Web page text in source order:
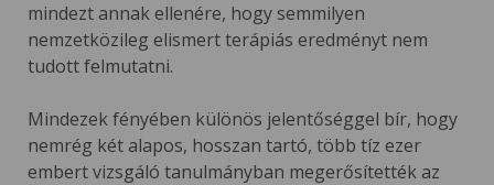
mindezt annak ellenére, hogy semmilyen
nemzetközileg elismert terápiás eredményt nem
tudott felmutatni.
Mindezek fényében különös jelentőséggel bír, hogy
nemrég két alapos, hosszan tartó, több tíz ezer
embert vizsgáló tanulmányban megerősítették az